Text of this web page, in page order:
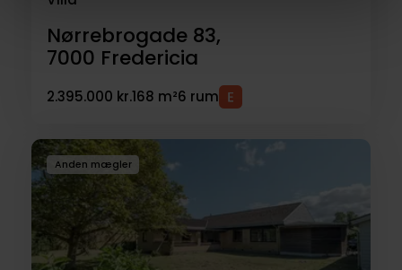
Nørrebrogade 83,
7000 Fredericia
2.395.000 kr.168 m²6 rum
Anden mægler